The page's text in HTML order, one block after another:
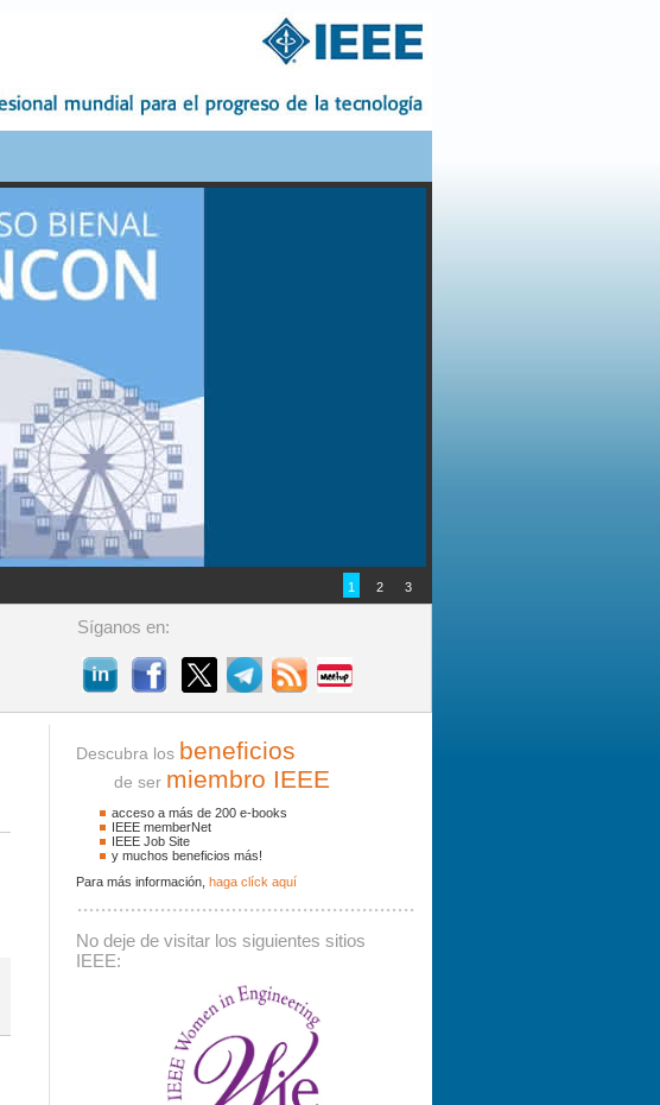
1 2 3
Síganos en:
Buscador
La palabra a buscar debe contener al menos 3 caracteres.
Buscar:
Descubra los beneficios
de ser miembro IEEE
acceso a más de 200 e-books
IEEE memberNet
IEEE Job Site
y muchos beneficios más!
Para más información, haga clíck aquí
No deje de visitar los siguientes sitios
IEEE: